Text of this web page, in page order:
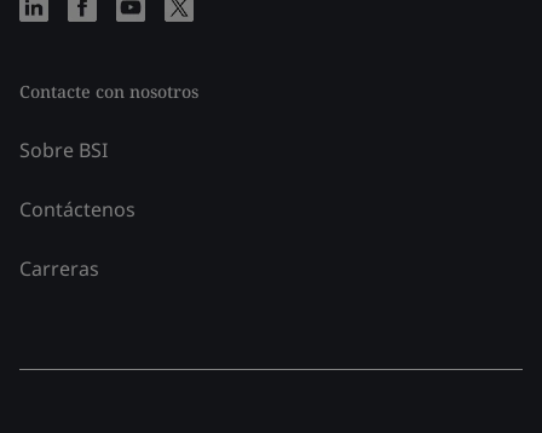
Contacte con nosotros
Sobre BSI
Contáctenos
Carreras